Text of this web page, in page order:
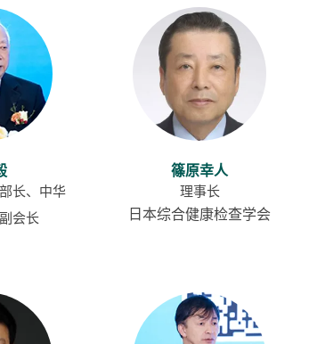
长、中华
会长
篠原幸人
理事长
日本综合健康检查学会